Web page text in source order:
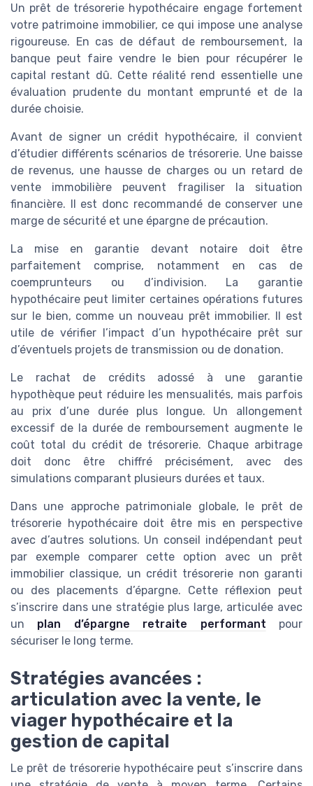
Un prêt de trésorerie hypothécaire engage fortement
votre patrimoine immobilier, ce qui impose une analyse
rigoureuse. En cas de défaut de remboursement, la
banque peut faire vendre le bien pour récupérer le
capital restant dû. Cette réalité rend essentielle une
évaluation prudente du montant emprunté et de la
durée choisie.
Avant de signer un crédit hypothécaire, il convient
d’étudier différents scénarios de trésorerie. Une baisse
de revenus, une hausse de charges ou un retard de
vente immobilière peuvent fragiliser la situation
financière. Il est donc recommandé de conserver une
marge de sécurité et une épargne de précaution.
La mise en garantie devant notaire doit être
parfaitement comprise, notamment en cas de
coemprunteurs ou d’indivision. La garantie
hypothécaire peut limiter certaines opérations futures
sur le bien, comme un nouveau prêt immobilier. Il est
utile de vérifier l’impact d’un hypothécaire prêt sur
d’éventuels projets de transmission ou de donation.
Le rachat de crédits adossé à une garantie
hypothèque peut réduire les mensualités, mais parfois
au prix d’une durée plus longue. Un allongement
excessif de la durée de remboursement augmente le
coût total du crédit de trésorerie. Chaque arbitrage
doit donc être chiffré précisément, avec des
simulations comparant plusieurs durées et taux.
Dans une approche patrimoniale globale, le prêt de
trésorerie hypothécaire doit être mis en perspective
avec d’autres solutions. Un conseil indépendant peut
par exemple comparer cette option avec un prêt
immobilier classique, un crédit trésorerie non garanti
ou des placements d’épargne. Cette réflexion peut
s’inscrire dans une stratégie plus large, articulée avec
un plan d’épargne retraite performant pour
sécuriser le long terme.
Stratégies avancées :
articulation avec la vente, le
viager hypothécaire et la
gestion de capital
Le prêt de trésorerie hypothécaire peut s’inscrire dans